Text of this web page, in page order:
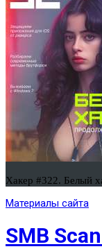
Хакер #322. Белый
Материалы сайта
SMB